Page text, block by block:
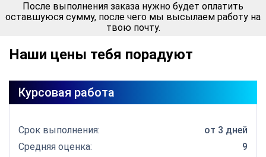
После выполнения заказа нужно будет оплатить
оставшуюся сумму, после чего мы высылаем работу на
твою почту.
Наши цены тебя порадуют
Курсовая работа
Срок выполнения:
от 3 дней
Средняя оценка:
9